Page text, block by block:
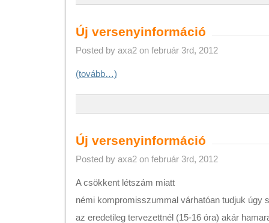
Új versenyinformáció
Posted by axa2 on február 3rd, 2012
(tovább…)
Új versenyinformáció
Posted by axa2 on február 3rd, 2012
A csökkent létszám miatt
némi kompromisszummal várhatóan tudjuk úgy
az eredetileg tervezettnél (15-16 óra) akár